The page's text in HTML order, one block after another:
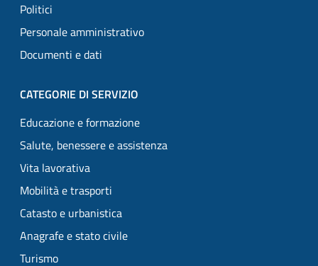
Politici
Personale amministrativo
Documenti e dati
CATEGORIE DI SERVIZIO
Educazione e formazione
Salute, benessere e assistenza
Vita lavorativa
Mobilità e trasporti
Catasto e urbanistica
Anagrafe e stato civile
Turismo